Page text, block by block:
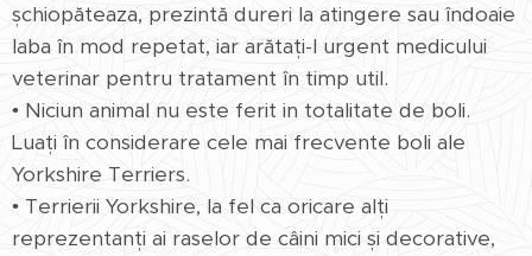
șchiopăteaza, prezintă dureri la atingere sau îndoaie
laba în mod repetat, iar arătați-l urgent medicului
veterinar pentru tratament în timp util.
• Niciun animal nu este ferit in totalitate de boli.
Luați în considerare cele mai frecvente boli ale
Yorkshire Terriers.
• Terrierii Yorkshire, la fel ca oricare alți
reprezentanți ai raselor de câini mici și decorative,